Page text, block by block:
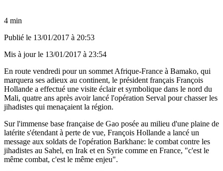
4 min
Publié le 13/01/2017 à 20:53
Mis à jour le 13/01/2017 à 23:54
En route vendredi pour un sommet Afrique-France à Bamako, qui
marquera ses adieux au continent, le président français François
Hollande a effectué une visite éclair et symbolique dans le nord du
Mali, quatre ans après avoir lancé l'opération Serval pour chasser les
jihadistes qui menaçaient la région.
Sur l'immense base française de Gao posée au milieu d'une plaine de
latérite s'étendant à perte de vue, François Hollande a lancé un
message aux soldats de l'opération Barkhane: le combat contre les
jihadistes au Sahel, en Irak et en Syrie comme en France, "c'est le
même combat, c'est le même enjeu".